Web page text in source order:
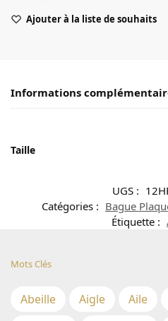
Ajouter à la liste de souhaits
Informations
Taille
UGS :
Catégories : Bague
Étiquette :
Mots Clés
Abeille Aigle Aile